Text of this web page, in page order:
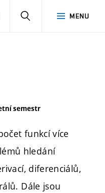
MENU
semestr
funkcí více
hledání
diferenciálů,
Dále jsou